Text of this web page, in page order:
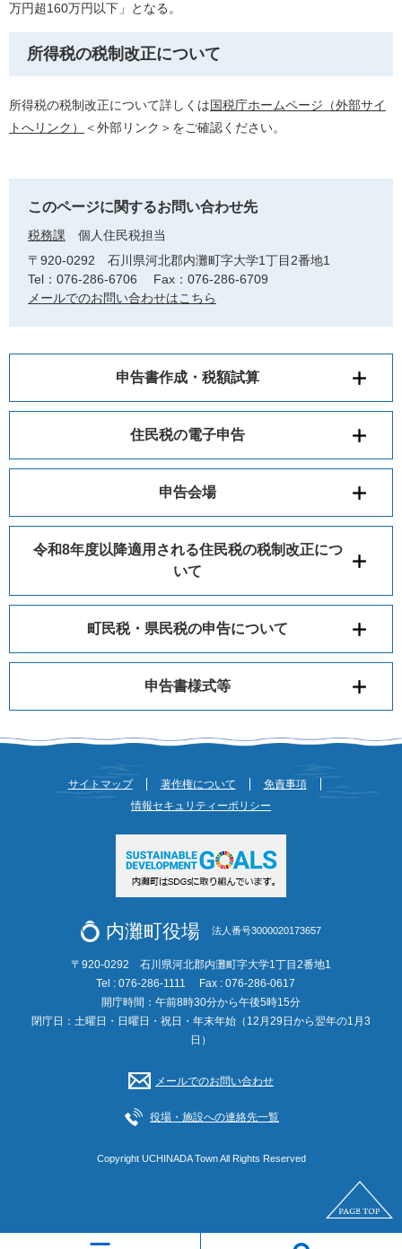
万円超160万円以下」となる。
所得税の税制改正について
所得税の税制改正について詳しくは国税庁ホームページ（外部サイ
トへリンク）
＜外部リンク＞ をご確認ください。
このページに関するお問い合わせ先
税務課
個人住民税担当
〒920-0292
石川県河北郡内灘町字大学1丁目2番地1
Tel：076-286-6706
Fax：076-286-6709
メールでのお問い合わせはこちら
申告書作成・税額試算
住民税の電子申告
申告会場
令和8年度以降適用される住民税の税制改正につ
いて
町民税・県民税の申告について
申告書様式等
サイトマップ 著作権について
免責事項
情報セキュリティーポリシー
内灘町役場 法人番号3000020173657
〒920-0292 石川県河北郡内灘町字大学1丁目2番地1
Tel : 076-286-1111
Fax : 076-286-0617
開庁時間：午前8時30分から午後5時15分
閉庁日：土曜日・日曜日・祝日・年末年始（12月29日から翌年の1月3
日）
メールでのお問い合わせ
役場・施設への連絡先一覧
Copyright UCHINADA Town All Rights Reserved